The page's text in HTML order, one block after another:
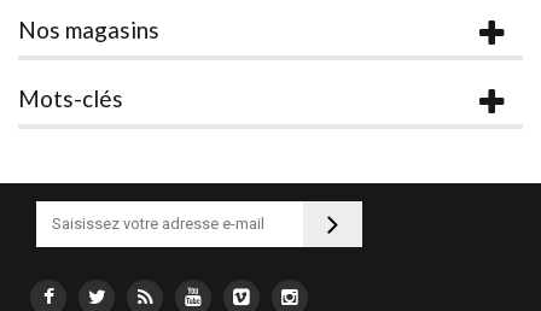
Nos magasins
Mots-clés